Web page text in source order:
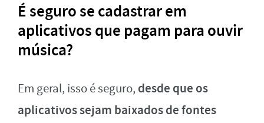
É seguro se cadastrar em
aplicativos que pagam para ouvir
música?
Em geral, isso é seguro, desde que os
aplicativos sejam baixados de fontes